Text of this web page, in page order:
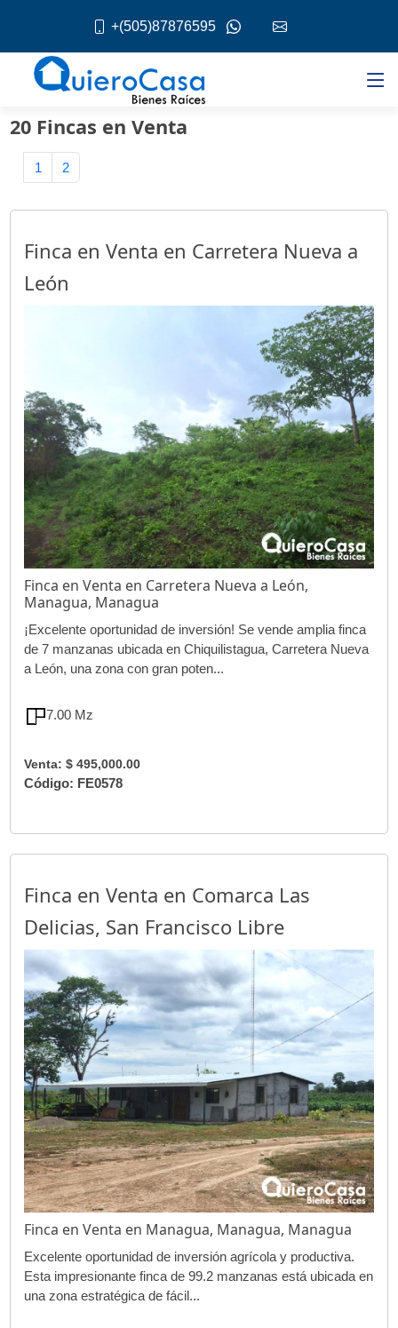
+(505)87876595
20 Fincas en Venta
1 2
Finca en Venta en Carretera Nueva a
León
Finca en Venta en Carretera Nueva a León,
Managua, Managua
¡Excelente oportunidad de inversión! Se vende amplia finca
de 7 manzanas ubicada en Chiquilistagua, Carretera Nueva
a León, una zona con gran poten...
7.00 Mz
Venta: $ 495,000.00
Código: FE0578
Finca en Venta en Comarca Las
Delicias, San Francisco Libre
Finca en Venta en Managua, Managua, Managua
Excelente oportunidad de inversión agrícola y productiva.
Esta impresionante finca de 99.2 manzanas está ubicada en
una zona estratégica de fácil...